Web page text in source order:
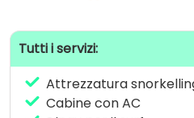
pesce da preparare per la
splendide isole locali.
Lo yacht dispone di un
rilassarsi sotto il sole
Tutti i servizi:
Attrezzatura
Cabine con AC